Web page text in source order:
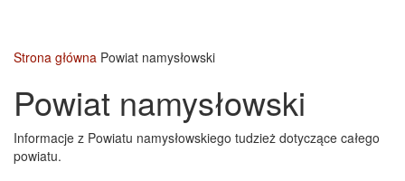
Strona główna Powiat namysłowski
Powiat namysłowski
Informacje z Powiatu namysłowskiego tudzież dotyczące całego
powiatu.